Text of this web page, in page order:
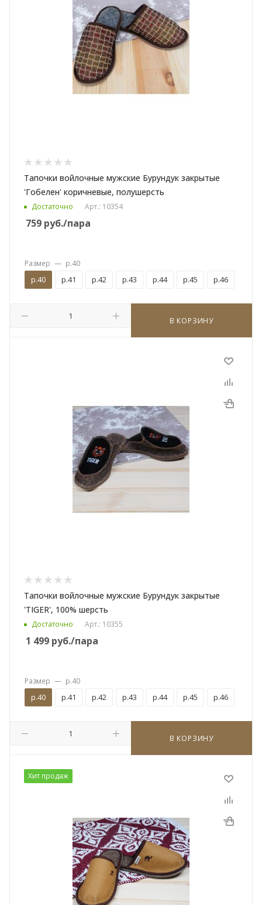
Тапочки войлочные мужские Бурундук закрытые
'Гобелен' коричневые, полушерсть
Достаточно Арт.: 10354
759 руб./пара
В КОРЗИНУ
Размер — р.40
р.40 р.41 р.42 р.43 р.44 р.45 р.46
Тапочки войлочные мужские Бурундук закрытые
'TIGER', 100% шерсть
Достаточно Арт.: 10355
1 499 руб./пара
В КОРЗИНУ
Размер — р.40
р.40 р.41 р.42 р.43 р.44 р.45 р.46
Хит продаж